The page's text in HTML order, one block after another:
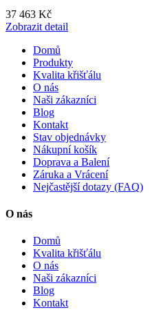
37 463 Kč
Zobrazit detail
Domů
Produkty
Kvalita křišťálu
O nás
Naši zákazníci
Blog
Kontakt
Stav objednávky
Nákupní košík
Doprava a Balení
Záruka a Vrácení
Nejčastější dotazy (FAQ)
O nás
Domů
Kvalita křišťálu
O nás
Naši zákazníci
Blog
Kontakt